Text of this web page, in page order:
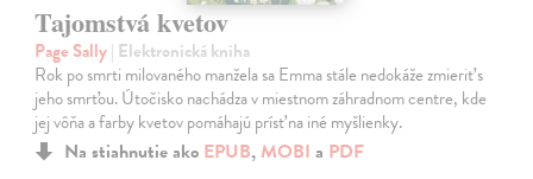
Tajomstvá kvetov
Page Sally| Elektronická kniha
Rok po smrti milovaného manžela sa Emma stále nedokáže zmieriť s
jeho smrťou. Útočisko nachádza v miestnom záhradnom centre, kde
jej vôňa a farby kvetov pomáhajú prísť na iné myšlienky.
Na stiahnutie ako EPUB, MOBI a PDF